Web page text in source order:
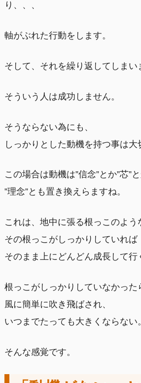
り、、、
軸がぶれた行動をします。
そして、それを繰り返してしまい
そういう人は成功しません。
そうならない為にも、
しっかりとした動機を持つ事は大
この場合は動機は”信念”とか”芯”
”理念”とも置き換えらますね。
これは、地中に張る根っこのよう
その根っこがしっかりしていれば
そのまま上にどんどん成長して行
根っこがしっかりしていなかった
風に簡単に吹き飛ばされ、
いつまでたっても大きくならない。
そんな感覚です。